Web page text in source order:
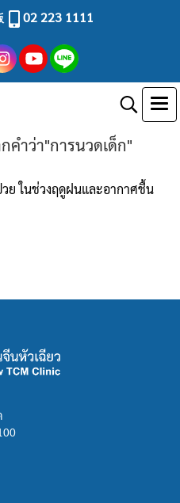
02 223 1111
คำว่า"การนวดเด็ก"
วย ในช่วงฤดูฝนและอากาศชื้น